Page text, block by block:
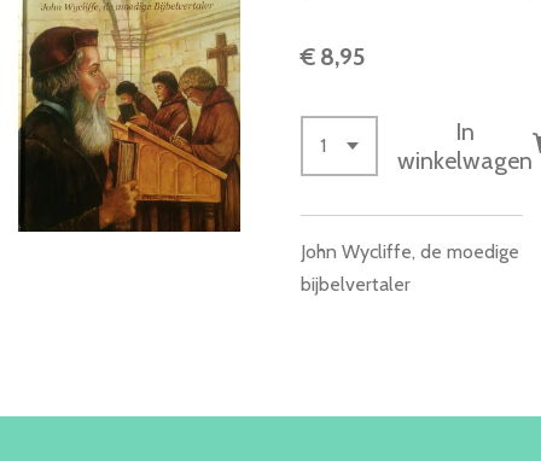
€ 8,95
In
winkelwagen
John Wycliffe, de moedige
bijbelvertaler